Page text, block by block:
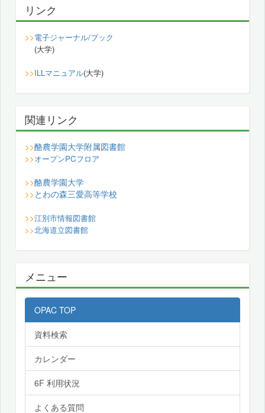
リンク
>>電子ジャーナル/ブック
(大学)
>>ILLマニュアル(大学)
関連リンク
>>酪農学園大学附属図書館
>>オープンPCフロア
>>酪農学園大学
>> とわの森三愛高等学校
>>江別市情報図書館
>>北海道立図書館
メニュー
OPAC TOP
資料検索
カレンダー
6F 利用状況
よくある質問